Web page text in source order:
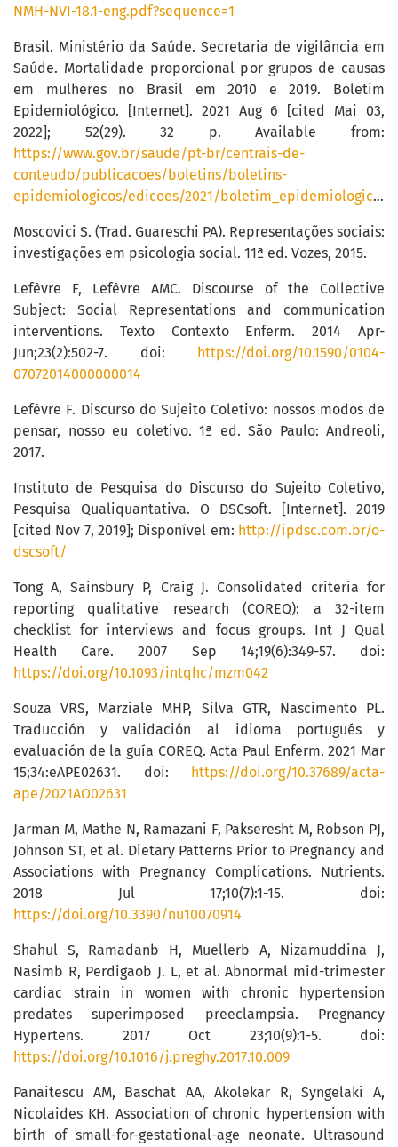
NMH-NVI-18.1-eng.pdf?sequence=1
Brasil. Ministério da Saúde. Secretaria de vigilância em
Saúde. Mortalidade proporcional por grupos de causas
em mulheres no Brasil em 2010 e 2019. Boletim
Epidemiológico. [Internet]. 2021 Aug 6 [cited Mai 03,
2022]; 52(29). 32 p. Available from:
https://www.gov.br/saude/pt-br/centrais-de-
conteudo/publicacoes/boletins/boletins-
epidemiologicos/edicoes/2021/boletim_epidemiologico_svs_29.pdf
Moscovici S. (Trad. Guareschi PA). Representações sociais:
investigações em psicologia social. 11ª ed. Vozes, 2015.
Lefèvre F, Lefèvre AMC. Discourse of the Collective
Subject: Social Representations and communication
interventions. Texto Contexto Enferm. 2014 Apr-
Jun;23(2):502-7. doi:
https://doi.org/10.1590/0104-
07072014000000014
Lefèvre F. Discurso do Sujeito Coletivo: nossos modos de
pensar, nosso eu coletivo. 1ª ed. São Paulo: Andreoli,
2017.
Instituto de Pesquisa do Discurso do Sujeito Coletivo,
Pesquisa Qualiquantativa. O DSCsoft. [Internet]. 2019
[cited Nov 7, 2019]; Disponível em: http://ipdsc.com.br/o-
dscsoft/
Tong A, Sainsbury P, Craig J. Consolidated criteria for
reporting qualitative research (COREQ): a 32-item
checklist for interviews and focus groups. Int J Qual
Health Care. 2007 Sep 14;19(6):349-57. doi:
https://doi.org/10.1093/intqhc/mzm042
Souza VRS, Marziale MHP, Silva GTR, Nascimento PL.
Traducción y validación al idioma portugués y
evaluación de la guía COREQ. Acta Paul Enferm. 2021 Mar
15;34:eAPE02631. doi:
https://doi.org/10.37689/acta-
ape/2021AO02631
Jarman M, Mathe N, Ramazani F, Pakseresht M, Robson PJ,
Johnson ST, et al. Dietary Patterns Prior to Pregnancy and
Associations with Pregnancy Complications. Nutrients.
2018 Jul 17;10(7):1-15. doi:
https://doi.org/10.3390/nu10070914
Shahul S, Ramadanb H, Muellerb A, Nizamuddina J,
Nasimb R, Perdigaob J. L, et al. Abnormal mid-trimester
cardiac strain in women with chronic hypertension
predates superimposed preeclampsia. Pregnancy
Hypertens. 2017 Oct 23;10(9):1-5. doi:
https://doi.org/10.1016/j.preghy.2017.10.009
Panaitescu AM, Baschat AA, Akolekar R, Syngelaki A,
Nicolaides KH. Association of chronic hypertension with
birth of small-for-gestational-age neonate. Ultrasound